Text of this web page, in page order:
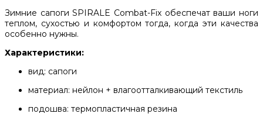
Зимние сапоги SPIRALE Combat-Fix обеспечат ваши ноги
теплом, сухостью и комфортом тогда, когда эти качества
особенно нужны.
Характеристики:
вид: сапоги
материал: нейлон + влагоотталкивающий текстиль
подошва: термопластичная резина